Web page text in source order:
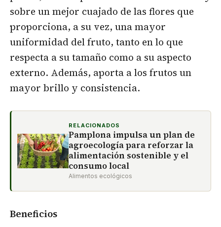
sobre un mejor cuajado de las flores que
proporciona, a su vez, una mayor
uniformidad del fruto, tanto en lo que
respecta a su tamaño como a su aspecto
externo. Además, aporta a los frutos un
mayor brillo y consistencia.
RELACIONADOS
Pamplona impulsa un plan de
agroecología para reforzar la
alimentación sostenible y el
consumo local
Alimentos ecológicos
Beneficios